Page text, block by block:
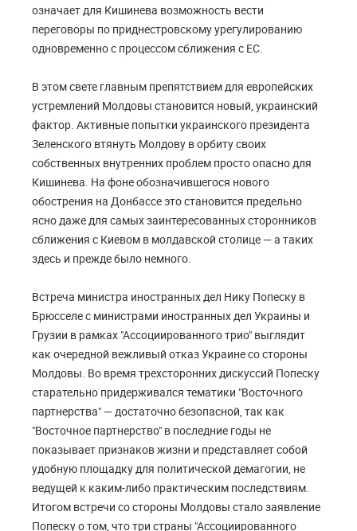
означает для Кишинева возможность вести
переговоры по приднестровскому урегулированию
одновременно с процессом сближения с ЕС.
В этом свете главным препятствием для европейских
устремлений Молдовы становится новый, украинский
фактор. Активные попытки украинского президента
Зеленского втянуть Молдову в орбиту своих
собственных внутренних проблем просто опасно для
Кишинева. На фоне обозначившегося нового
обострения на Донбассе это становится предельно
ясно даже для самых заинтересованных сторонников
сближения с Киевом в молдавской столице — а таких
здесь и прежде было немного.
Встреча министра иностранных дел Нику Попеску в
Брюсселе с министрами иностранных дел Украины и
Грузии в рамках "Ассоциированного трио" выглядит
как очередной вежливый отказ Украине со стороны
Молдовы. Во время трехсторонних дискуссий Попеску
старательно придерживался тематики "Восточного
партнерства" — достаточно безопасной, так как
"Восточное партнерство" в последние годы не
показывает признаков жизни и представляет собой
удобную площадку для политической демагогии, не
ведущей к каким-либо практическим последствиям.
Итогом встречи со стороны Молдовы стало заявление
Попеску о том, что три страны "Ассоциированного